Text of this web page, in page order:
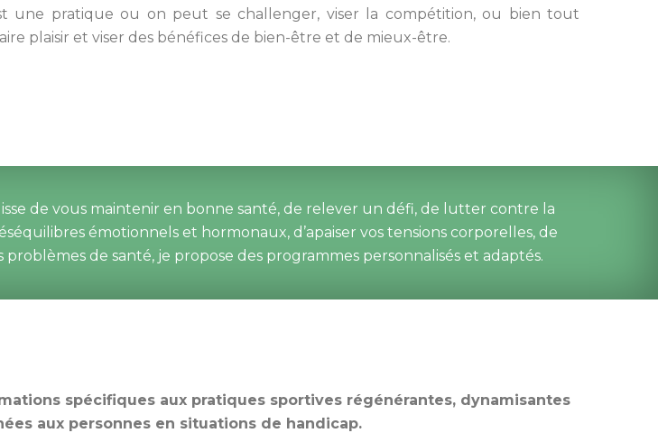
une pratique ou on peut se challenger, viser la compétition, ou bien tout
plaisir et viser des bénéfices de bien-être et de mieux-être.
de vous maintenir en bonne santé, de relever un défi, de lutter contre la
émotionnels et hormonaux, d’apaiser vos tensions corporelles, de
de santé, je propose des programmes personnalisés et adaptés.
spécifiques aux pratiques sportives régénérantes, dynamisantes
aux personnes en situations de handicap.